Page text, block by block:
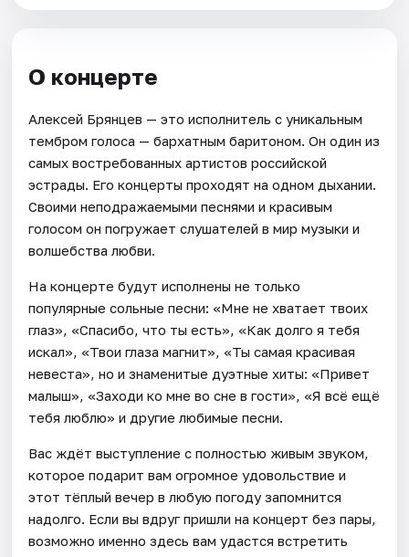
О концерте
Алексей Брянцев — это исполнитель с уникальным
тембром голоса — бархатным баритоном. Он один из
самых востребованных артистов российской
эстрады. Его концерты проходят на одном дыхании.
Своими неподражаемыми песнями и красивым
голосом он погружает слушателей в мир музыки и
волшебства любви.
На концерте будут исполнены не только
популярные сольные песни: «Мне не хватает твоих
глаз», «Спасибо, что ты есть», «Как долго я тебя
искал», «Твои глаза магнит», «Ты самая красивая
невеста», но и знаменитые дуэтные хиты: «Привет
малыш», «Заходи ко мне во сне в гости», «Я всё ещё
тебя люблю» и другие любимые песни.
Вас ждёт выступление с полностью живым звуком,
которое подарит вам огромное удовольствие и
этот тёплый вечер в любую погоду запомнится
надолго. Если вы вдруг пришли на концерт без пары,
возможно именно здесь вам удастся встретить